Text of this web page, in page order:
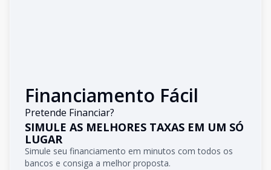
Financiamento Fácil
Pretende Financiar?
SIMULE AS MELHORES TAXAS EM UM SÓ
LUGAR
Simule seu financiamento em minutos com todos os
bancos e consiga a melhor proposta.